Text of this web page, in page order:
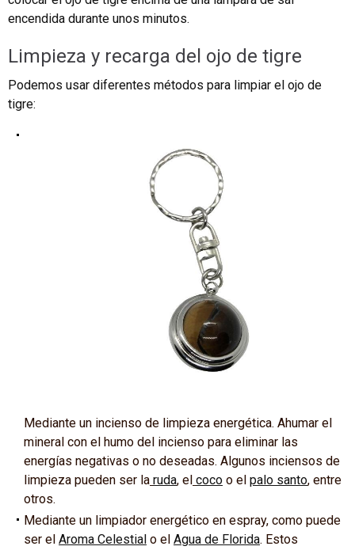
encendida durante unos minutos.
Limpieza y recarga del ojo de tigre
Podemos usar diferentes métodos para limpiar el ojo de
tigre:
Mediante un incienso de limpieza energética. Ahumar el
mineral con el humo del incienso para eliminar las
energías negativas o no deseadas. Algunos inciensos de
limpieza pueden ser la ruda, el coco o el palo santo, entre
otros.
Mediante un limpiador energético en espray, como puede
ser el Aroma Celestial o el Agua de Florida. Estos